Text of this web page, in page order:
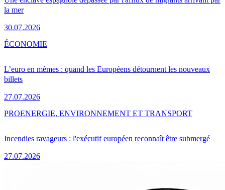
la mer
30.07.2026
L’euro en mèmes : quand les Européens détournent les nouveaux
billets
27.07.2026
ÉCONOMIE
Incendies ravageurs : l'exécutif européen reconnaît être submergé
27.07.2026
PROENERGIE, ENVIRONNEMENT ET TRANSPORT